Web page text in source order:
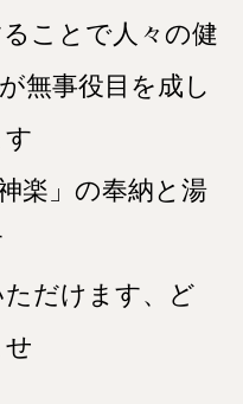
ことで人々の健
無事役目を成し
楽」の奉納と湯
だけます、ど